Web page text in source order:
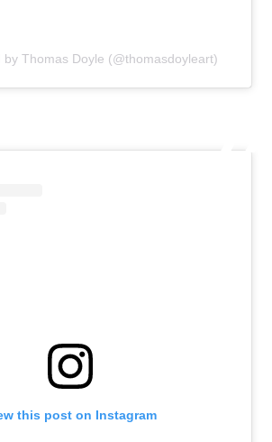
by Thomas Doyle (@thomasdoyleart)
this post on Instagram